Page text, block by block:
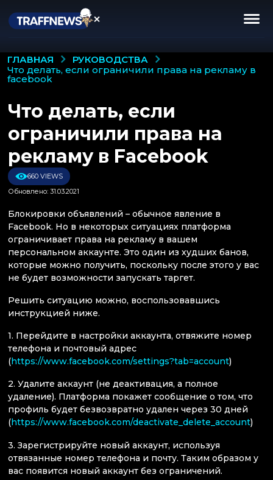
ГЛАВНАЯ
РУКОВОДСТВА
что делать, если ограничили права на рекламу в
facebook
Что делать, если
ограничили права на
рекламу в Facebook
660 VIEWS
Обновлено: 31.03.2021
Блокировки объявлений – обычное явление в
Facebook. Но в некоторых ситуациях платформа
ограничивает права на рекламу в вашем
персональном аккаунте. Это один из худших банов,
которые можно получить, поскольку после этого у вас
не будет возможности запускать таргет.
Решить ситуацию можно, воспользовавшись
инструкцией ниже.
1. Перейдите в настройки аккаунта, отвяжите номер
телефона и почтовый адрес
(https://www.facebook.com/settings?tab=account)
2. Удалите аккаунт (не деактивация, а полное
удаление). Платформа покажет сообщение о том, что
профиль будет безвозвратно удален через 30 дней
(https://www.facebook.com/deactivate_delete_account)
3. Зарегистрируйте новый аккаунт, используя
отвязанные номер телефона и почту. Таким образом у
вас появится новый аккаунт без ограничений.